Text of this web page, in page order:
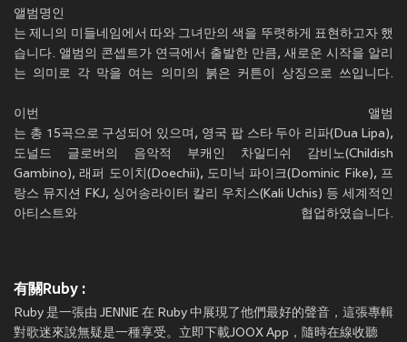
는 제니의 미들네임에서 따와 그녀만의 색을 뚜렷하게 표현하고자 했
습니다. 앨범의 콘셉트가 연극에서 출발한 만큼, 새로운 시작을 알리
는 의미로 각 막을 여는 의미의 붉은 커튼이 상징으로 쓰입니다.
는 총 15곡으로 구성되어 있으며, 영국 팝 스타 두아 리파(Dua Lipa),
도널드 글로버의 음악적 부캐인 차일디쉬 감비노(Childish
Gambino), 래퍼 도이치(Doechii), 도미닉 파이크(Dominic Fike), 프
랑스 뮤지션 FKJ, 싱어송라이터 칼리 우치스(Kali Uchis) 등 세계적인
아티스트와 협업하였습니다.
有關Ruby :
Ruby 是一張由 JENNIE 在 Ruby 中展現了他們最好的聲音，這張專輯
對歌迷來說無疑是一種享受。立即下載JOOX App，隨時在線收聽